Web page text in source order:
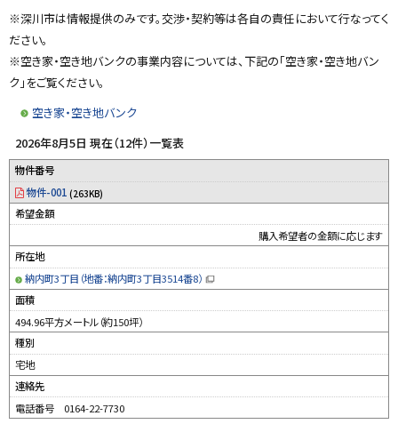
c
t
※深川市は情報提供のみです。交渉・契約等は各自の責任において行なってく
ださい。
※空き家・空き地バンクの事業内容については、下記の「空き家・空き地バン
ク」をご覧ください。
空き家・空き地バンク
2026年8月5日 現在（12件）一覧表
物件番号
物件-001 (263KB)
希望金額
購入希望者の金額に応じます
所在地
納内町3丁目（地番：納内町3丁目3514番8）
（
規
ン
ウ
開
ま
）
面積
494.96平方メートル（約150坪）
種別
宅地
連絡先
電話番号 0164-22-7730